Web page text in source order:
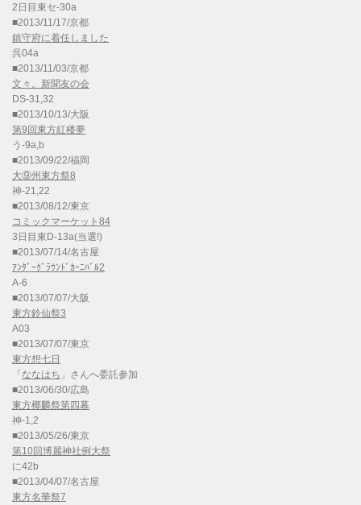
2日目東セ-30a
■2013/11/17/京都
鎮守府に着任しました
呉04a
■2013/11/03/京都
文々。新聞友の会
DS-31,32
■2013/10/13/大阪
第9回東方紅楼夢
う-9a,b
■2013/09/22/福岡
大⑨州東方祭8
神-21,22
■2013/08/12/東京
コミックマーケット84
3日目東D-13a(当選!)
■2013/07/14/名古屋
ｱﾝﾀﾞｰｸﾞﾗｳﾝﾄﾞｶｰﾆﾊﾞﾙ2
A-6
■2013/07/07/大阪
東方鈴仙祭3
A03
■2013/07/07/東京
東方想七日
「 ななはち 」さんへ委託参加
■2013/06/30/広島
東方椰麟祭第四幕
神-1,2
■2013/05/26/東京
第10回博麗神社例大祭
に42b
■2013/04/07/名古屋
東方名華祭7